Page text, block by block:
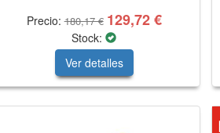
Precio:180,17 € 129,72 €
Stock:
Ver detalles